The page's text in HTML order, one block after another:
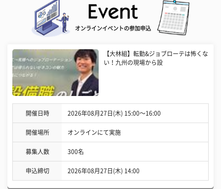
オンラインイベントの参加申込
【大林組】転勤&ジョブローテは怖くな
い！九州の現場から設
開催日時 2026年08月27日(木) 15:00〜16:00
開催場所 オンラインにて実施
募集人数 300名
申込締切 2026年08月27日(木) 14:00